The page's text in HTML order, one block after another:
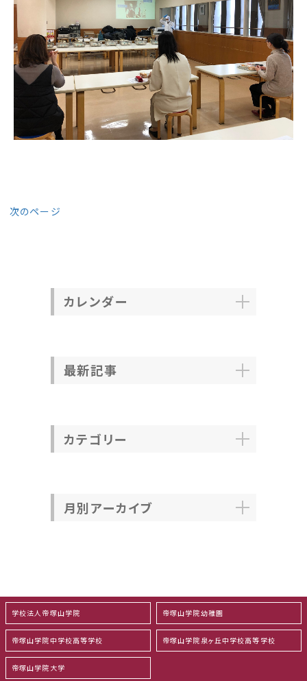
次のページ
カレンダー
最新記事
カテゴリー
月別アーカイブ
学校法人帝塚山学院 帝塚山学院幼稚園
帝塚山学院中学校高等学校 帝塚山学院泉ヶ丘中学校高等学校
帝塚山学院大学